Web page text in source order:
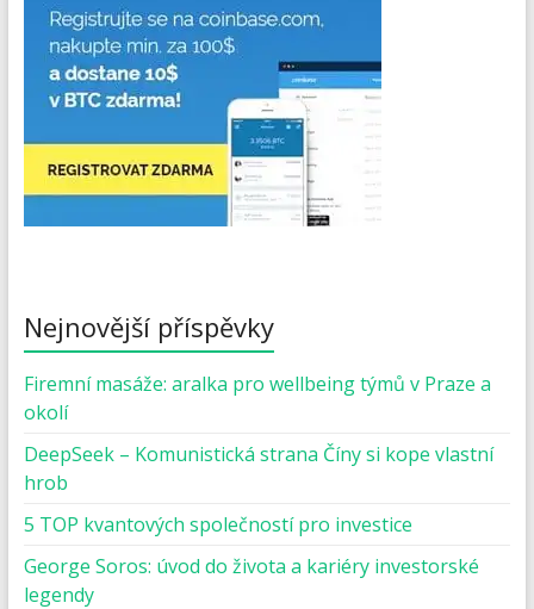
Nejnovější příspěvky
Firemní masáže: aralka pro wellbeing týmů v Praze a
okolí
DeepSeek – Komunistická strana Číny si kope vlastní
hrob
5 TOP kvantových společností pro investice
George Soros: úvod do života a kariéry investorské
legendy